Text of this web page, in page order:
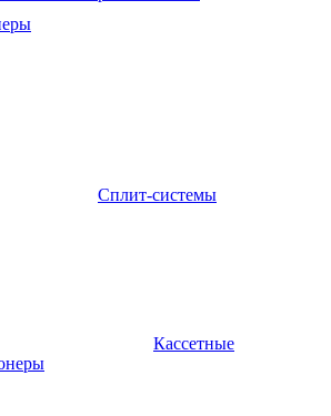
Сплит-системы
Кассетные